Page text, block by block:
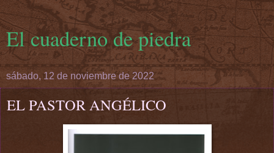
El cuaderno de piedra
sábado, 12 de noviembre de 2022
EL PASTOR ANGÉLICO